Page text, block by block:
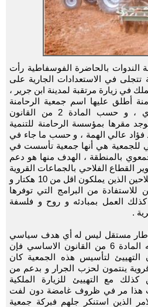
في الاستعدادات الجارية على
في زيارة مرتقبة لمدينة ابن جرير ،
أطلق عليها اسم جمعية الرحامنة
الفلاحية لدعم العالم القروي ، و حسب المادة 2 من القانون
مقرها بمؤسسة الرحامنة للتنمية
فؤاد عالي الهمة ، و حسب ما جاء في
للجمعية هي أنها جمعية تأسست في
بالمنطقة ، الهدف منها هو دعم
القطاع الفلاحي بالجماعات القروية
باقليم الرحامنة عبر : دعم الفلاحين الذين يملكون اقل من 10 هكتار و
للاستفادة من البرامج التي توفرها
العمل بمبادئه و روح و فلسفة
.
إطار مستقل ليس له أي هدف سياسي
أو نقابي حسب ما تنص عليه المادة 6 من القانون الاساسي فإن
لتأسيس هذه الجمعية كان
ينتمون لحزب الجرار و بدعم من
مع التهييئ للزيارة الملكية
هذا مر في ظروف غامضة دون لفت
الذين استنكر جلهم فبركة جمعية